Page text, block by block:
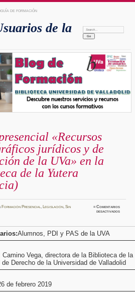
DE FORMACIÓN
de la
Search:
«Recursos
jurídicos y de
de la UVa» en la
de la Yutera
Formación Presencial ,Legislación ,Sin
≈Comentarios
desactivadosen
de
la
UVa»
en
la
Alumnos, PDI y PAS de la UVA
Camino Vega, directora de la Biblioteca de la
de Derecho de la Universidad de Valladolid
de febrero 2019